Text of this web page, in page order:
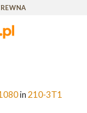
in 210-3T1